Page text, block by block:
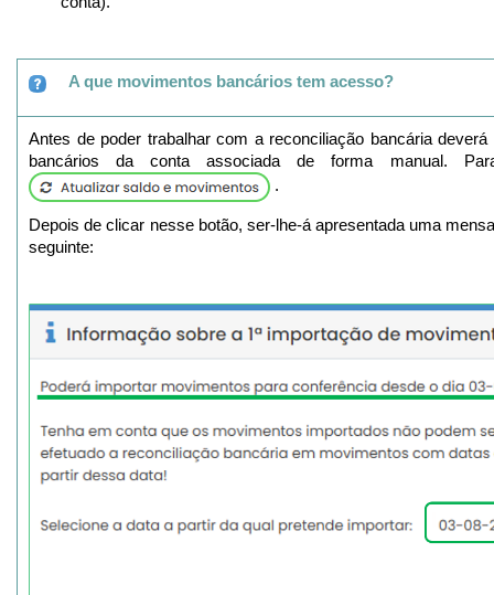
A que movimentos bancários tem acesso?
Antes de poder trabalhar com a reconciliação bancária
bancários da conta associada de forma manual.
.
Depois de clicar nesse botão, ser-lhe-á apresentada uma
seguinte: